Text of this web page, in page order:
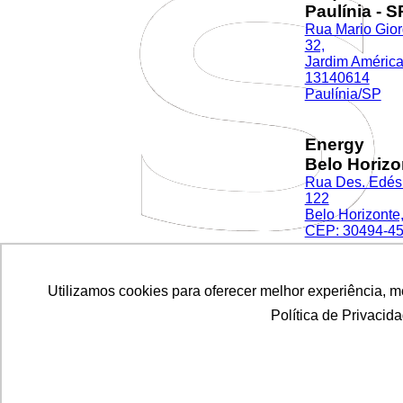
Utilizamos cookies para oferecer melhor experiência,
Política de
Utilizamos cookies para oferecer melhor experiência,
Política de
Paulínia -
Rua Mario
32,
Jardim
13140614
Paulínia/SP
Energy
Belo
Rua Des.
122
Belo
CEP: 30494-
Sequor
Canoas -